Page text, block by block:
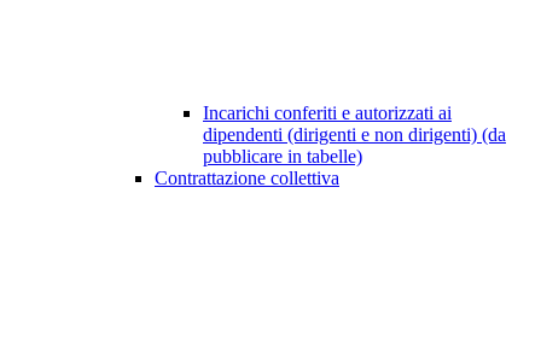
Incarichi conferiti e autorizzati ai
dipendenti (dirigenti e non dirigenti) (da
pubblicare in tabelle)
Contrattazione collettiva